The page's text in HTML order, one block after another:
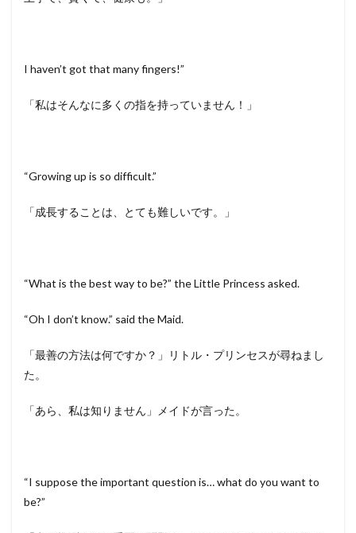
I haven’t got that many fingers!”
「私はそんなに多くの指を持っていません！」
“Growing up is so difficult.”
「成長することは、とても難しいです。」
“What is the best way to be?” the Little Princess asked.
“Oh I don’t know.” said the Maid.
「最善の方法は何ですか？」リトル・プリンセスが尋ねまし
た。
「あら、私は知りません」メイドが言った。
“I suppose the important question is… what do you want to
be?”